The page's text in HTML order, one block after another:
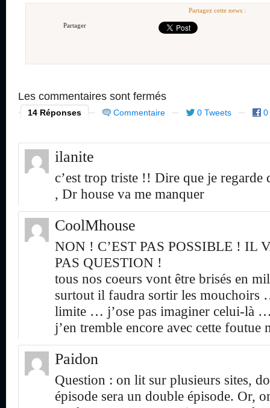
Partagez cette news :
Partager
Les commentaires sont fermés
14 Réponses Commentaire 0 Tweets 0
ilanite
c’est trop triste !! Dire que je regarde
, Dr house va me manquer
CoolMhouse
NON ! C’EST PAS POSSIBLE ! IL
PAS QUESTION !
tous nos coeurs vont être brisés en
surtout il faudra sortir les mouchoirs
limite … j’ose pas imaginer celui-là
j’en tremble encore avec cette foutue
Paidon
Question : on lit sur plusieurs sites,
épisode sera un double épisode. Or,